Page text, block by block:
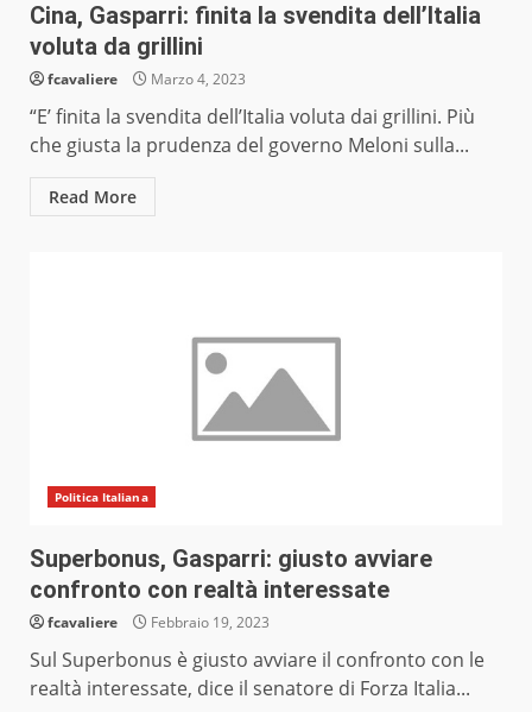
Cina, Gasparri: finita la svendita dell’Italia
voluta da grillini
fcavaliere Marzo 4, 2023
“E’ finita la svendita dell’Italia voluta dai grillini. Più
che giusta la prudenza del governo Meloni sulla...
Read More
Politica Italiana
Superbonus, Gasparri: giusto avviare
confronto con realtà interessate
fcavaliere Febbraio 19, 2023
Sul Superbonus è giusto avviare il confronto con le
realtà interessate, dice il senatore di Forza Italia...